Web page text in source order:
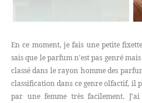
En ce moment, je fais une petite
sais que le parfum n'est pas genré
classé dans le rayon homme des
classification dans ce genre olfactif, il
par une femme très facilement.